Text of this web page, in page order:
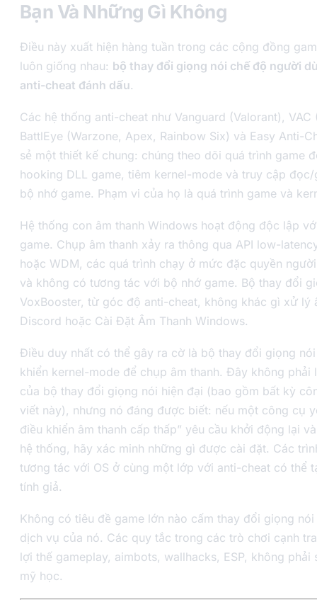
Bạn Và Những Gì Không
Điều này xuất hiện hàng tuần trong các cộng đồng
luôn giống nhau: bộ thay đổi giọng nói chế độ người
anti-cheat đánh dấu.
Các hệ thống anti-cheat như Vanguard (Valorant), VAC
BattlEye (Warzone, Apex, Rainbow Six) và Easy Anti-
sẻ một thiết kế chung: chúng theo dõi quá trình game
hooking DLL game, tiêm kernel-mode và truy cập
bộ nhớ game. Phạm vi của họ là quá trình game và
Hệ thống con âm thanh Windows hoạt động độc lập
game. Chụp âm thanh xảy ra thông qua API low-
hoặc WDM, các quá trình chạy ở mức đặc quyền
và không có tương tác với bộ nhớ game. Bộ thay đổi
VoxBooster, từ góc độ anti-cheat, không khác gì xử lý
Discord hoặc Cài Đặt Âm Thanh Windows.
Điều duy nhất có thể gây ra cờ là bộ thay đổi giọng
khiển kernel-mode để chụp âm thanh. Đây không phải
của bộ thay đổi giọng nói hiện đại (bao gồm bất kỳ
viết này), nhưng nó đáng được biết: nếu một công cụ
điều khiển âm thanh cấp thấp” yêu cầu khởi động lại
hệ thống, hãy xác minh những gì được cài đặt. Các
tương tác với OS ở cùng một lớp với anti-cheat có thể
tính giả.
Không có tiêu đề game lớn nào cấm thay đổi giọng
dịch vụ của nó. Các quy tắc trong các trò chơi cạnh
lợi thế gameplay, aimbots, wallhacks, ESP, không phải
mỹ học.